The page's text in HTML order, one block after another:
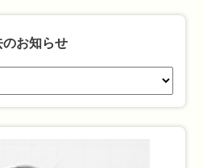
のお知らせ